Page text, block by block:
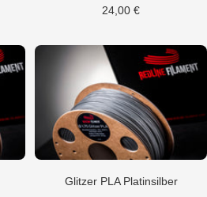
Angebotspreis
24,00 €
Glitzer PLA Platinsilber